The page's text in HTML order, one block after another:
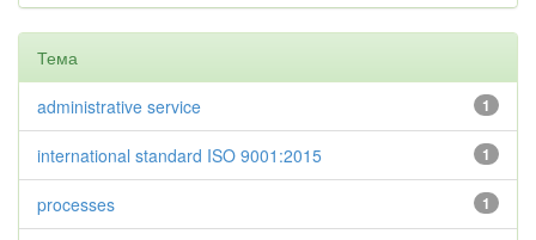
Тема
1
administrative service
1
international standard ISO 9001:2015
1
processes